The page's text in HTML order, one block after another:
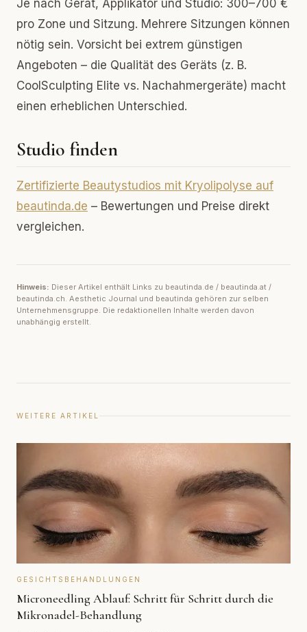
Je nach Gerät, Applikator und Studio: 300–700 €
pro Zone und Sitzung. Mehrere Sitzungen können
nötig sein. Vorsicht bei extrem günstigen
Angeboten – die Qualität des Geräts (z. B.
CoolSculpting Elite vs. Nachahmergeräte) macht
einen erheblichen Unterschied.
Studio finden
Zertifizierte Beautystudios mit Kryolipolyse auf
beautinda.de – Bewertungen und Preise direkt
vergleichen.
Hinweis: Dieser Artikel enthält Links zu beautinda.de / beautinda.at /
beautinda.ch. Aesthetic Journal und beautinda gehören zur selben
Unternehmensgruppe. Die redaktionellen Inhalte werden davon
unabhängig erstellt.
WEITERE ARTIKEL
GESICHTSBEHANDLUNGEN
Microneedling Ablauf: Schritt für Schritt durch die
Mikronadel-Behandlung